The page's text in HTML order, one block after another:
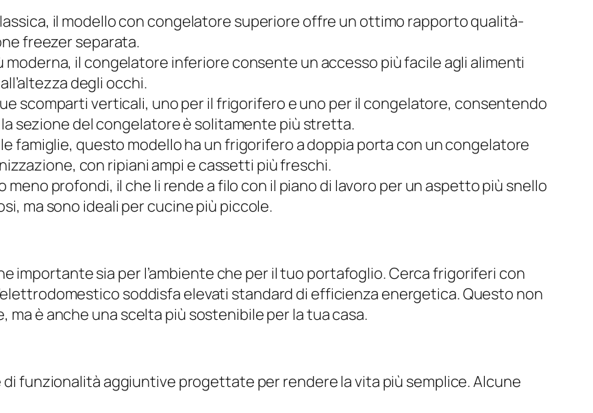
il modello con congelatore superiore offre un ottimo rapporto qualità-
freezer separata.
moderna, il congelatore inferiore consente un accesso più facile agli alimenti
degli occhi.
scomparti verticali, uno per il frigorifero e uno per il congelatore, consentendo
sezione del congelatore è solitamente più stretta.
famiglie, questo modello ha un frigorifero a doppia porta con un congelatore
con ripiani ampi e cassetti più freschi.
meno profondi, il che li rende a filo con il piano di lavoro per un aspetto più snello
ma sono ideali per cucine più piccole.
importante sia per l’ambiente che per il tuo portafoglio. Cerca frigoriferi con
soddisfa elevati standard di efficienza energetica. Questo non
è anche una scelta più sostenibile per la tua casa.
funzionalità aggiuntive progettate per rendere la vita più semplice. Alcune